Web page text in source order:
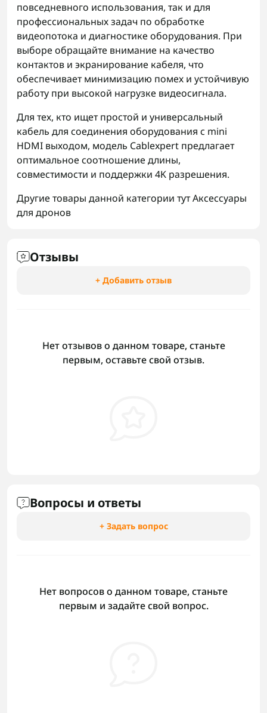
повседневного использования, так и для
профессиональных задач по обработке
видеопотока и диагностике оборудования. При
выборе обращайте внимание на качество
контактов и экранирование кабеля, что
обеспечивает минимизацию помех и устойчивую
работу при высокой нагрузке видеосигнала.
Для тех, кто ищет простой и универсальный
кабель для соединения оборудования с mini
HDMI выходом, модель Cablexpert предлагает
оптимальное соотношение длины,
совместимости и поддержки 4K разрешения.
Другие товары данной категории тутАксессуары
для дронов
Отзывы
+ Добавить отзыв
Нет отзывов о данном товаре, станьте
первым, оставьте свой отзыв.
Вопросы и ответы
+ Задать вопрос
Нет вопросов о данном товаре, станьте
первым и задайте свой вопрос.